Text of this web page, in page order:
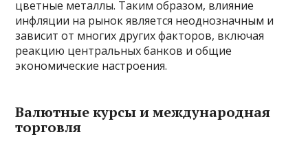
цветные металлы. Таким образом, влияние
инфляции на рынок является неоднозначным и
зависит от многих других факторов, включая
реакцию центральных банков и общие
экономические настроения.
Валютные курсы и международная
торговля